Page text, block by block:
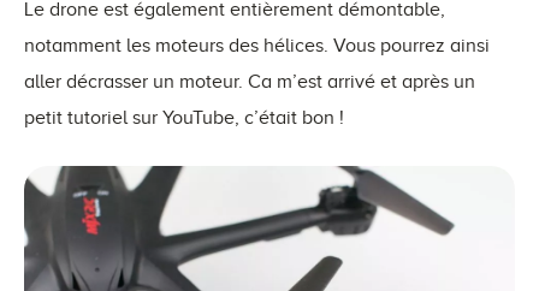
Le drone est également entièrement démontable,
notamment les moteurs des hélices. Vous pourrez ainsi
aller décrasser un moteur. Ca m’est arrivé et après un
petit tutoriel sur YouTube, c’était bon !